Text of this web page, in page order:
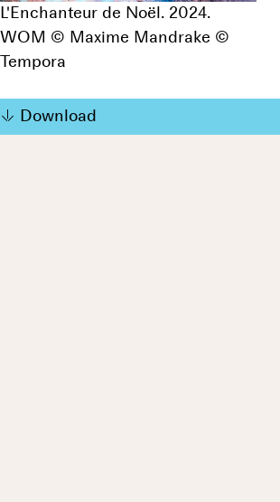
L'Enchanteur de Noël. 2024.
WOM © Maxime Mandrake ©
Tempora
Download